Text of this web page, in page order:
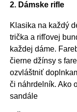
2. Dámske rifle
Klasika na každý
trička a rifľovej
každej dáme.
čierne džínsy s
ozvláštniť
či náhrdelník. Ako
sandále